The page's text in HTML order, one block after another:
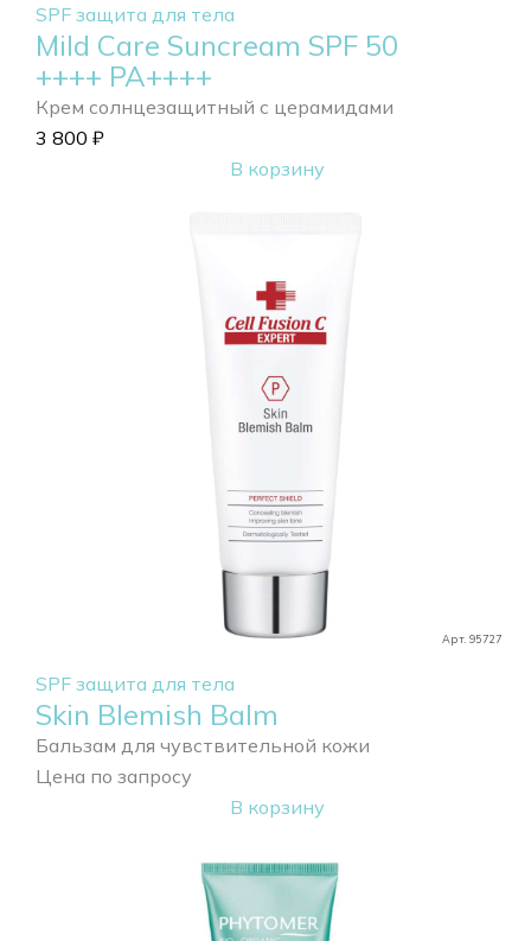
SPF защита для тела
Mild Care Suncream SPF 50
++++ РА++++
Крем солнцезащитный с церамидами
3 800 ₽
В корзину
Арт. 95727
SPF защита для тела
Skin Blemish Balm
Бальзам для чувствительной кожи
Цена по запросу
В корзину